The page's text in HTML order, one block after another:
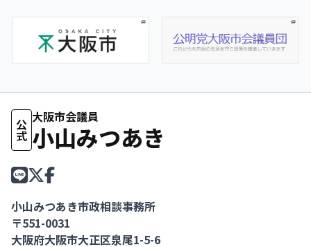
公式
大阪市会議員
小山みつあき
小山みつあき市政相談事務所
〒551-0031
大阪府大阪市大正区泉尾1-5-6